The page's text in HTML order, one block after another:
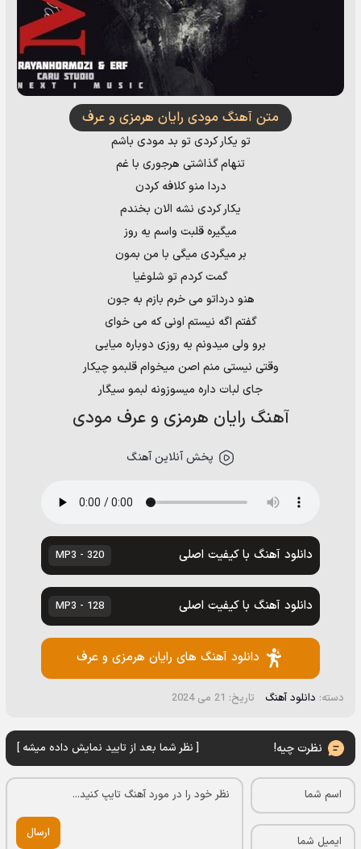
متن آهنگ مودی رایان هرمزی و عرف
تو یکار کردی تو بد مودی باشم
تنهام گذاشتی هرجوری با غم
دردا منو کلافه کردن
یکار کردی نشه الان بخندم
میگیره قلبت واسم یه روز
بر میگردی میگی با من بمون
گمت کردم تو شلوغیا
هنو درداتو می خرم بازم به جون
گفتم اگه نیستم اونی که می خوای
برو ولی میدونم یه روزی دوباره میایی
وقتی نیستی منم اصن میخوام قلبمو چیکار
جای لبات داره میسوزونه لبمو سیگار
آهنگ رایان هرمزی و عرف مودی
پخش آنلاین آهنگ
دانلود آهنگ با کیفیت اصلی 320 - MP3
دانلود آهنگ با کیفیت اصلی 128 - MP3
دانلود آهنگ های رایان هرمزی و عرف
دسته: دانلود آهنگ تاریخ: 21 می 2024
نظرت چیه! [ نظر شما بعد از تایید نمایش داده میشه ]
ارسال